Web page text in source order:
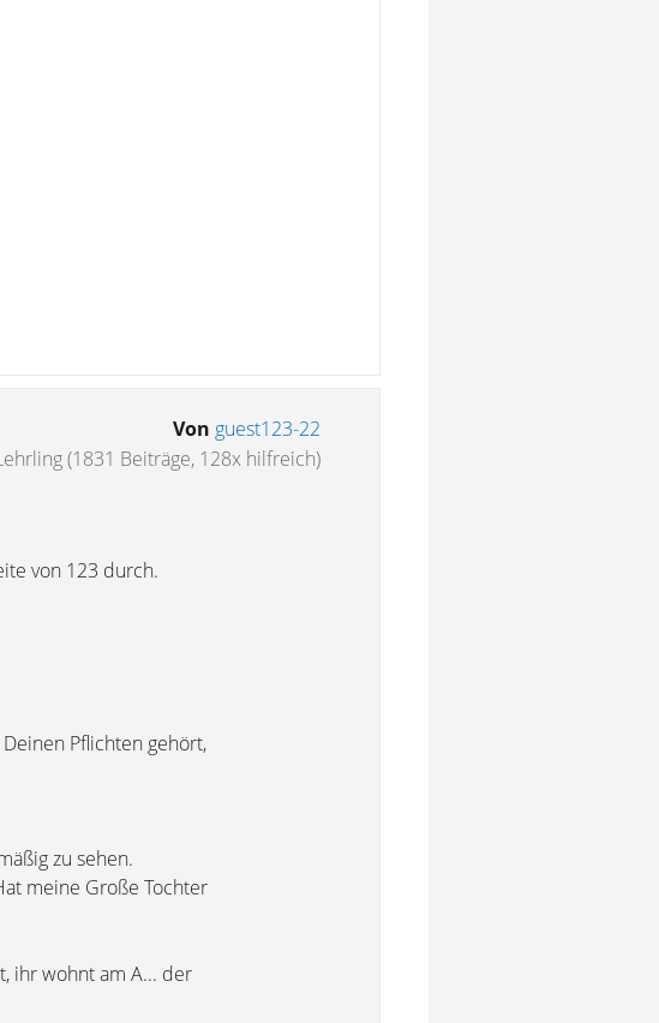
Von guest123-22
(1831 Beiträge, 128x hilfreich)
von 123 durch.
Pflichten gehört,
zu sehen.
meine Große Tochter
ihr wohnt am A... der